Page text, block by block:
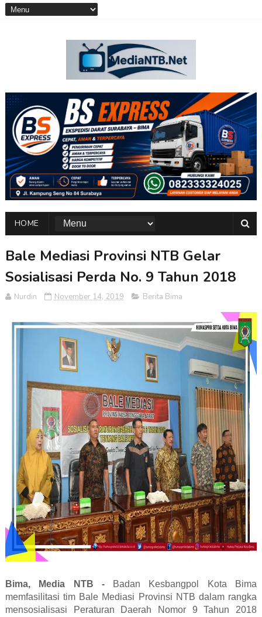
HOME
Bale Mediasi Provinsi NTB Gelar
Sosialisasi Perda No. 9 Tahun 2018
Nurdin November 14, 2019 Berita Bima
Bima, Media NTB -Badan Kesbangpol Kota Bima
memfasilitasi tim Bale Mediasi Provinsi NTB dalam rangka
mensosialisasi Peraturan Daerah Nomor 9 Tahun 2018